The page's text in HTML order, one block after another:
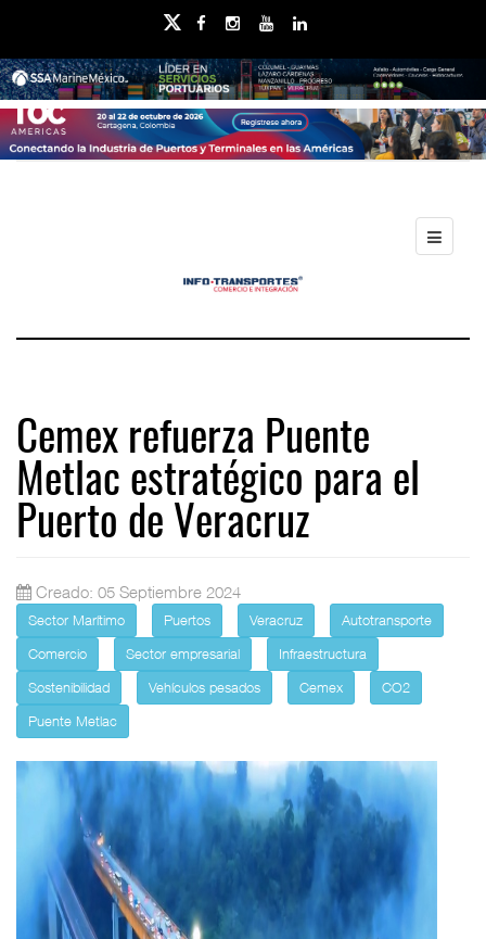
Cemex refuerza Puente
Metlac estratégico para el
Puerto de Veracruz
Creado: 05 Septiembre 2024
Sector Marítimo Puertos Veracruz
Autotransporte
Comercio
Sector empresarial
Infraestructura
Sostenibilidad
Vehículos pesados Cemex
CO2
Puente Metlac